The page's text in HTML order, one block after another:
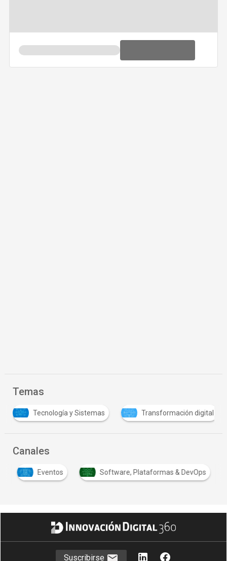
Temas
Tecnología y Sistemas Transformación digital
Canales
Eventos Software, Plataformas & DevOps
Suscribirse